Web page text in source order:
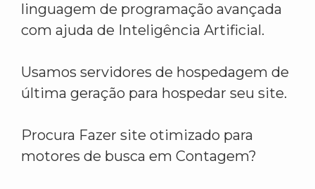
linguagem de programação avançada
com ajuda de Inteligência Artificial.
Usamos servidores de hospedagem de
última geração para hospedar seu site.
Procura Fazer site otimizado para
motores de busca em Contagem?